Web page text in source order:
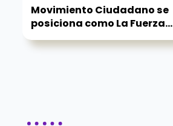
Movimiento Ciudadano se
posiciona como La Fuerza...